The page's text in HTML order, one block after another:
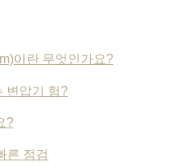
이란 무엇인가요?
변압기 험?
?
른 점검